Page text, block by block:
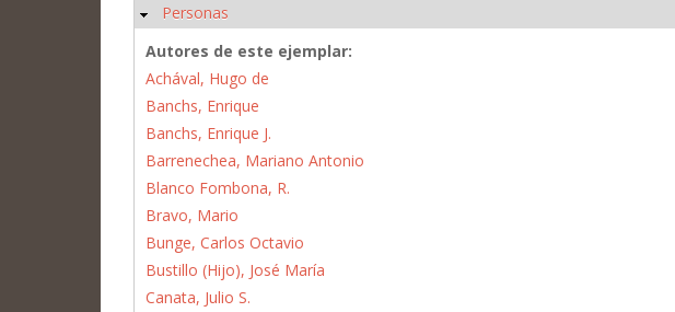
Ocultar
Personas
Autores de este ejemplar:
Achával, Hugo de
Banchs, Enrique
Banchs, Enrique J.
Barrenechea, Mariano Antonio
Blanco Fombona, R.
Bravo, Mario
Bunge, Carlos Octavio
Bustillo (Hijo), José María
Canata, Julio S.